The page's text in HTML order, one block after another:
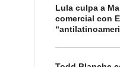
Lula culpa a
comercial con